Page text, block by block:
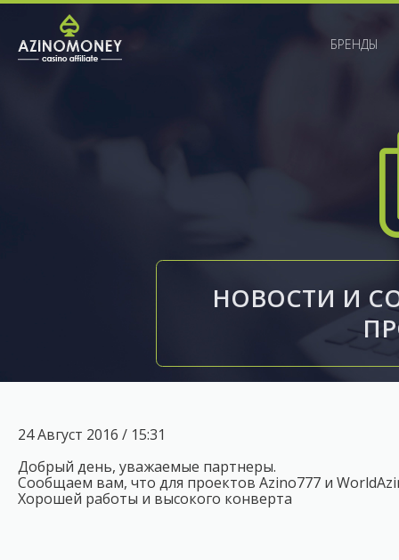
БРЕНДЫ
НОВОСТИ И
24 Август 2016 / 15:31
Добрый день, уважаемые партнеры.
Сообщаем вам, что для проектов Azino777 и
Хорошей работы и высокого конверта